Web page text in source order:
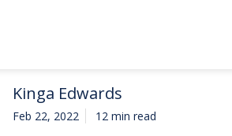
Kinga Edwards
Feb 22, 2022 12 min read